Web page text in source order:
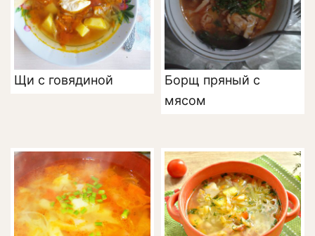
Щи с говядиной
Борщ пряный с
мясом